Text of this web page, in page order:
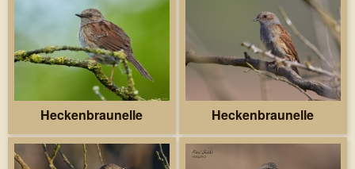
Heckenbraunelle Heckenbraunelle